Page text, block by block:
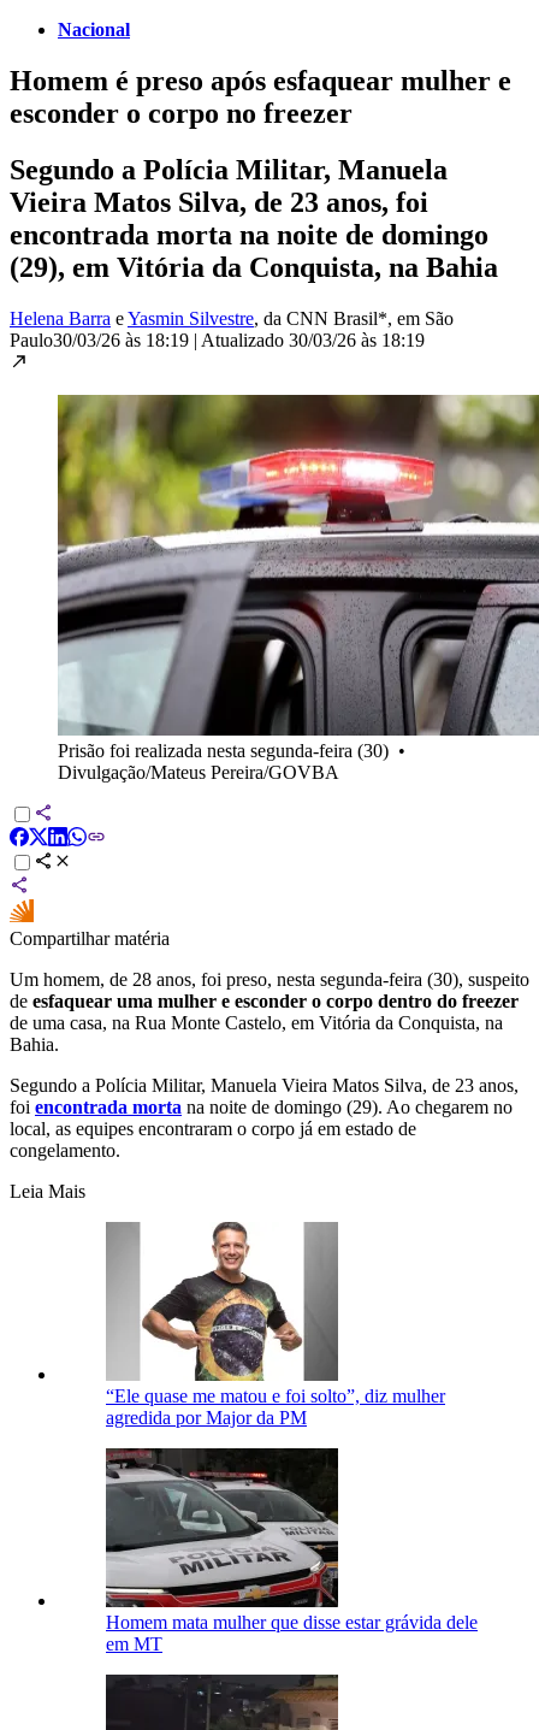
Nacional
Homem é preso após esfaquear mulher e
esconder o corpo no freezer
Segundo a Polícia Militar, Manuela
Vieira Matos Silva, de 23 anos, foi
encontrada morta na noite de domingo
(29), em Vitória da Conquista, na Bahia
Helena Barra eYasmin Silvestre, da CNN Brasil*, em São
Paulo30/03/26 às 18:19 | Atualizado 30/03/26 às 18:19
Prisão foi realizada nesta segunda-feira (30) •
Divulgação/Mateus Pereira/GOVBA
Compartilhar matéria
Um homem, de 28 anos, foi preso, nesta segunda-feira (30), suspeito
de esfaquear uma mulher e esconder o corpo dentro do freezer
de uma casa, na Rua Monte Castelo, em Vitória da Conquista, na
Bahia.
Segundo a Polícia Militar, Manuela Vieira Matos Silva, de 23 anos,
foi encontrada morta na noite de domingo (29). Ao chegarem no
local, as equipes encontraram o corpo já em estado de
congelamento.
Leia Mais
“Ele quase me matou e foi solto”, diz mulher
agredida por Major da PM
Homem mata mulher que disse estar grávida dele
em MT